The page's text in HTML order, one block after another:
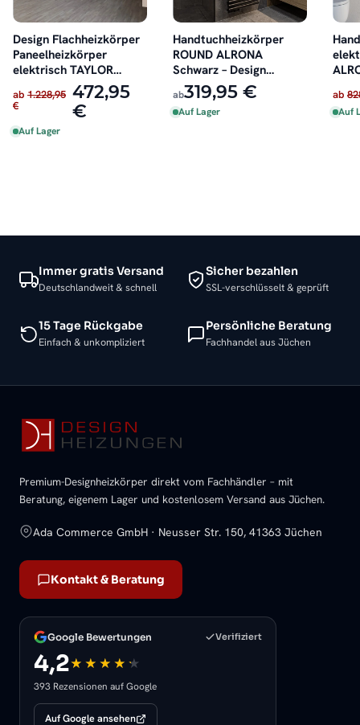
Design Flachheizkörper
Paneelheizkörper
elektrisch TAYLOR
Horizontal Doppellagig
Weiß
ab 1.228,95
€
472,95
€
Auf Lager
Handtuchheizkörper
ROUND ALRONA
Schwarz – Design
Badheizkörper Rund
Handtuchtrockner
elektrisch oder für
ab319,95 €
Auf Lager
ab
Auf
Immer gratis Versand
Deutschlandweit & schnell
Sicher bezahlen
SSL-verschlüsselt & geprüft
15 Tage Rückgabe
Einfach & unkompliziert
Persönliche Beratung
Fachhandel aus Jüchen
Premium-Designheizkörper direkt vom Fachhändler – mit
Beratung, eigenem Lager und kostenlosem Versand aus Jüchen.
Ada Commerce GmbH · Neusser Str. 150, 41363 Jüchen
Kontakt & Beratung
Google Bewertungen Verifiziert
4,2
393 Rezensionen auf Google
Auf Google ansehen